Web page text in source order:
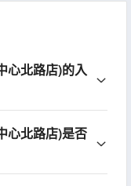
心北路店)的入
心北路店)是否